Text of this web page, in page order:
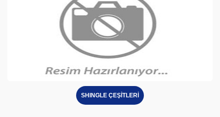
SHINGLE ÇEŞİTLERİ